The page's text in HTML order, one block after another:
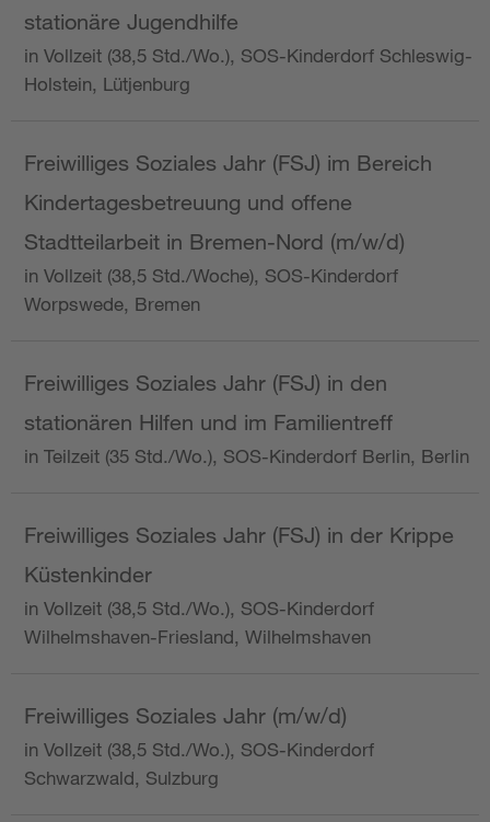
stationäre Jugendhilfe
in Vollzeit (38,5 Std./Wo.), SOS-Kinderdorf Schleswig-
Holstein, Lütjenburg
Freiwilliges Soziales Jahr (FSJ) im Bereich
Kindertagesbetreuung und offene
Stadtteilarbeit in Bremen-Nord (m/w/d)
in Vollzeit (38,5 Std./Woche), SOS-Kinderdorf
Worpswede, Bremen
Freiwilliges Soziales Jahr (FSJ) in den
stationären Hilfen und im Familientreff
in Teilzeit (35 Std./Wo.), SOS-Kinderdorf Berlin, Berlin
Freiwilliges Soziales Jahr (FSJ) in der Krippe
Küstenkinder
in Vollzeit (38,5 Std./Wo.), SOS-Kinderdorf
Wilhelmshaven-Friesland, Wilhelmshaven
Freiwilliges Soziales Jahr (m/w/d)
in Vollzeit (38,5 Std./Wo.), SOS-Kinderdorf
Schwarzwald, Sulzburg